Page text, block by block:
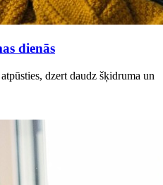
dienās
dzert daudz šķidruma un